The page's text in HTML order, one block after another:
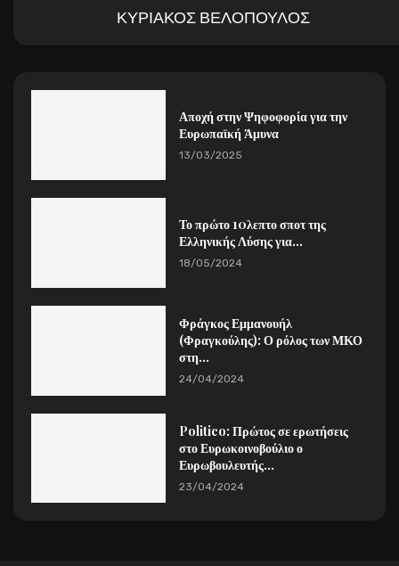
ΚΥΡΙΑΚΟΣ ΒΕΛΟΠΟΥΛΟΣ
Αποχή στην Ψηφοφορία για την
Ευρωπαϊκή Άμυνα
13/03/2025
Το πρώτο 10λεπτο σποτ της
Ελληνικής Λύσης για...
18/05/2024
Φράγκος Εμμανουήλ
(Φραγκούλης): Ο ρόλος των ΜΚΟ
στη...
24/04/2024
Politico: Πρώτος σε ερωτήσεις
στο Ευρωκοινοβούλιο ο
Ευρωβουλευτής...
23/04/2024